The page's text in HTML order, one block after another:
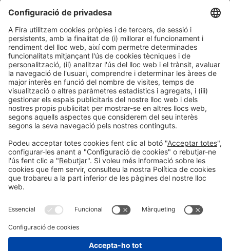
tendències (plaer, conveniència, salut i sostenibilitat)
Premi per categoria
Organitzadors
Informació generalAvís legal
#ALIMENTARIA2028